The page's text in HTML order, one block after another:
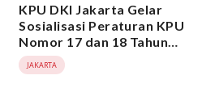
KPU DKI Jakarta Gelar
Sosialisasi Peraturan KPU
Nomor 17 dan 18 Tahun
2024
JAKARTA